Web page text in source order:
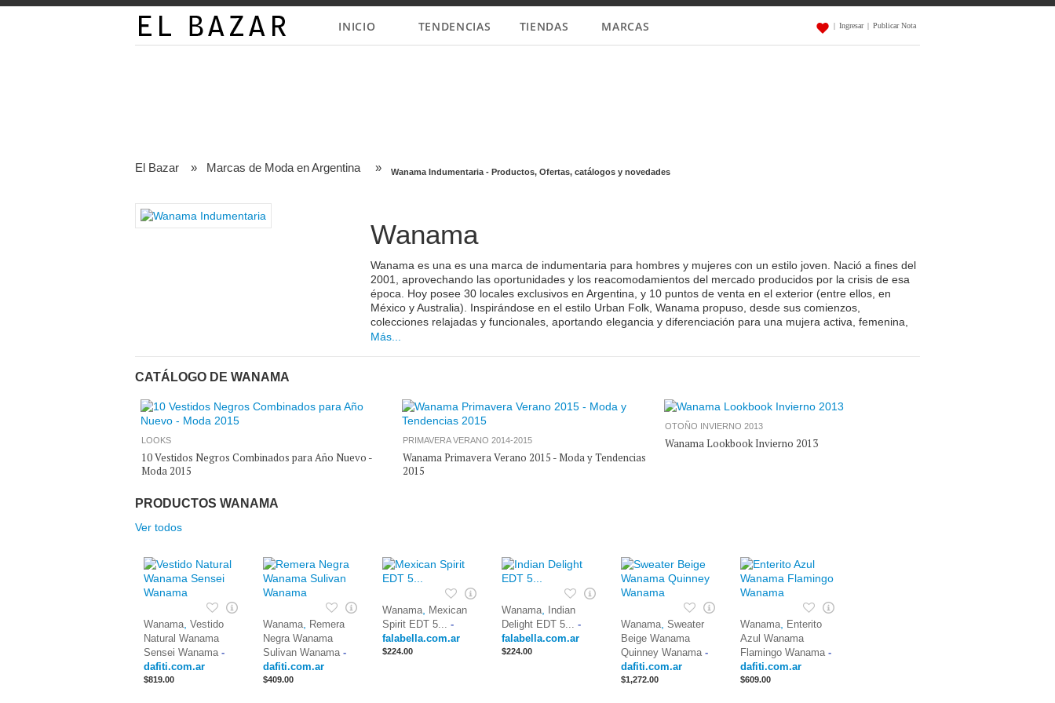
INICIO TENDENCIAS TIENDAS MARCAS | Ingresar | Publicar Nota
El Bazar » Marcas de Moda en Argentina » Wanama Indumentaria - Productos, Ofertas, catálogos y novedades
Wanama
Wanama es una es una marca de indumentaria para hombres y mujeres con un estilo joven. Nació a fines del
2001, aprovechando las oportunidades y los reacomodamientos del mercado producidos por la crisis de esa
época. Hoy posee 30 locales exclusivos en Argentina, y 10 puntos de venta en el exterior (entre ellos, en
México y Australia). Inspirándose en el estilo Urban Folk, Wanama propuso, desde sus comienzos,
colecciones relajadas y funcionales, aportando elegancia y diferenciación para una mujera activa, femenina,
sensual y extrovertida; y un hombre masculino, bohemio y burgués.
Más...
CATÁLOGO DE WANAMA
LOOKS
10 Vestidos Negros Combinados para Año Nuevo -
Moda 2015
PRIMAVERA VERANO 2014-2015
Wanama Primavera Verano 2015 - Moda y Tendencias
2015
OTOÑO INVIERNO 2013
Wanama Lookbook Invierno 2013
PRODUCTOS WANAMA
Ver todos
Wanama Vestido
Natural Wanama
Sensei Wanama -
dafiti.com.ar
$819.00
Wanama
Remera
Negra Wanama
Sulivan Wanama -
dafiti.com.ar
$409.00
Wanama
Mexican
Spirit EDT 5... -
falabella.com.ar
$224.00
Wanama
Indian
Delight EDT 5... -
falabella.com.ar
$224.00
Wanama Sweater
Beige Wanama
Quinney Wanama -
dafiti.com.ar
$1,272.00
Wanama
Enterito
Azul Wanama
Flamingo Wanama -
dafiti.com.ar
$609.00